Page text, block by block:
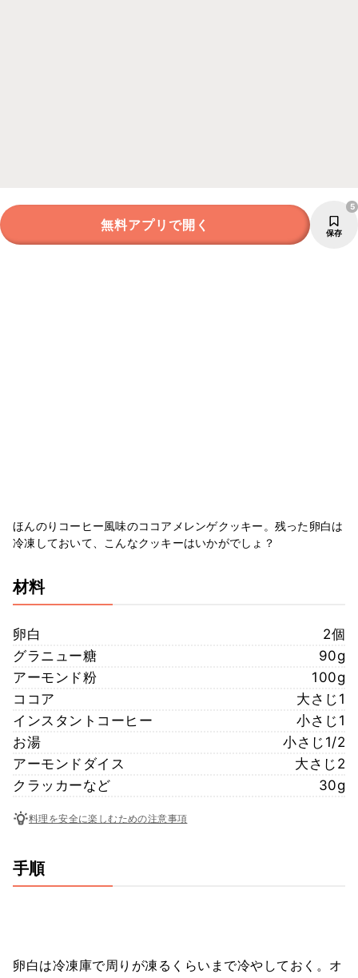
無料アプリで開く 保存
5
ほんのりコーヒー風味のココアメレンゲクッキー。残った卵白は
冷凍しておいて、こんなクッキーはいかがでしょ？
材料
卵白
2個
グラニュー糖
90g
アーモンド粉
100g
ココア
大さじ1
インスタントコーヒー
小さじ1
お湯
小さじ1/2
アーモンドダイス
大さじ2
クラッカーなど
30g
料理を安全に楽しむための注意事項
手順
卵白は冷凍庫で周りが凍るくらいまで冷やしておく。オ